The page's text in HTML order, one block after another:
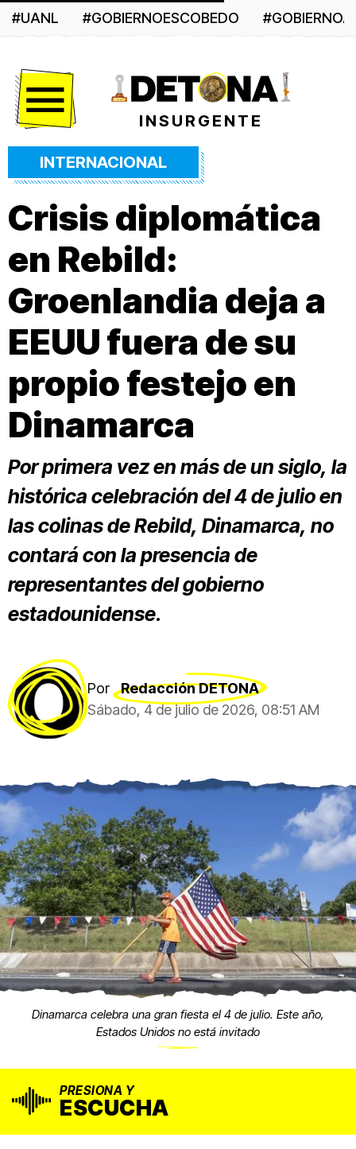
#UANL #GOBIERNOESCOBEDO
INSURGENTE
INTERNACIONAL
Crisis diplomática
en Rebild:
Groenlandia deja a
EEUU fuera de su
propio festejo en
Dinamarca
Por primera vez en más de un siglo, la
histórica celebración del 4 de julio en
las colinas de Rebild, Dinamarca, no
contará con la presencia de
representantes del gobierno
estadounidense.
Por
Redacción DETONA
Sábado, 4 de julio de 2026, 08:51 AM
Dinamarca celebra una gran fiesta el 4 de julio. Este año,
Estados Unidos no está invitado
PRESIONA Y
ESCUCHA